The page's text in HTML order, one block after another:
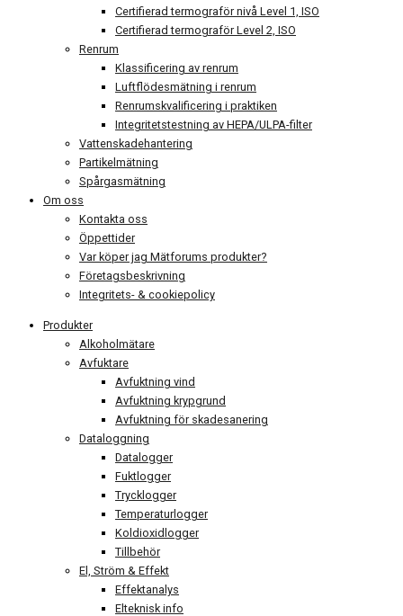
Certifierad termograför nivå Level 1, ISO
Certifierad termograför Level 2, ISO
Renrum
Klassificering av renrum
Luftflödesmätning i renrum
Renrumskvalificering i praktiken
Integritetstestning av HEPA/ULPA-filter
Vattenskadehantering
Partikelmätning
Spårgasmätning
Om oss
Kontakta oss
Öppettider
Var köper jag Mätforums produkter?
Företagsbeskrivning
Integritets- & cookiepolicy
Produkter
Alkoholmätare
Avfuktare
Avfuktning vind
Avfuktning krypgrund
Avfuktning för skadesanering
Dataloggning
Datalogger
Fuktlogger
Trycklogger
Temperaturlogger
Koldioxidlogger
Tillbehör
El, Ström & Effekt
Effektanalys
Elteknisk info